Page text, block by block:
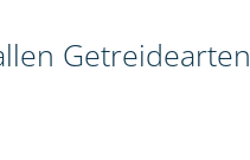
Getreidearten